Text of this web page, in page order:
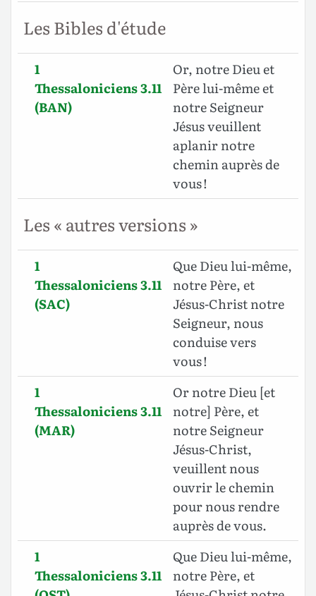
Les Bibles d'étude
1
Thessaloniciens 3.11
(BAN)
Or, notre Dieu et
Père lui-même et
notre Seigneur
Jésus veuillent
aplanir notre
chemin auprès de
vous !
Les « autres versions »
1
Thessaloniciens 3.11
(SAC)
Que Dieu lui-même,
notre Père, et
Jésus-Christ notre
Seigneur, nous
conduise vers
vous !
1
Thessaloniciens 3.11
(MAR)
Or notre Dieu [et
notre] Père, et
notre Seigneur
Jésus-Christ,
veuillent nous
ouvrir le chemin
pour nous rendre
auprès de vous.
1
Thessaloniciens 3.11
Que Dieu lui-même,
notre Père, et